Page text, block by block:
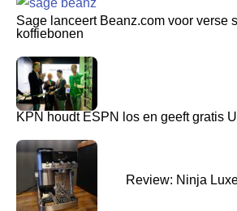
Sage lanceert Beanz.com voor verse
koffiebonen
KPN houdt ESPN los en geeft gratis
Review: Ninja